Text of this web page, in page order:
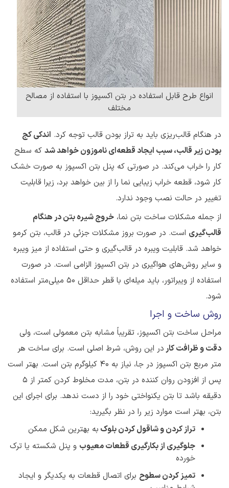
انواع طرح قابل استفاده در بتن اکسپوز با استفاده از مصالح
مختلف
در هنگام قالب‌ریزی باید به تراز بودن قالب توجه کرد. اندکی کج
بودن زیر قالب، سبب ایجاد قطعه‌ای ناموزون خواهد شد که سطح
کار را خراب می‌کند. در صورتی که پنل بتن اکسپوز به صورت خشک
کار شود، قطعه خراب زیبایی نما را از بین خواهد برد، زیرا قابلیت
تغییر در حالت نصب وجود ندارد.
از جمله مشکلات ساخت بتن نما، خروج شیره بتن در هنگام
قالب‌گیری است. در صورت بروز مشکلات جزئی در قالب، بتن کرمو
خواهد شد. قابلیت ویبره در قالب‌گیری و حتی استفاده از میز ویبره
و سایر روش‌های هواگیری در بتن اکسپوز الزامی است. در صورت
استفاده از ویبراتور، باید میله‌ای با قطر حداقل ۵۰ میلی‌متر استفاده
شود.
روش ساخت و اجرا
مراحل ساخت بتن اکسپوز، تقریباً مشابه بتن معمولی است، ولی
دقت و ظرافت کاردر این روش، شرط اصلی است. برای ساخت هر
متر مربع بتن اکسپوز در جا، نیاز به ۴۰ کیلوگرم بتن است. بهتر است
پس از افزودن روان کننده در بتن، مدت مخلوط کردن کمتر از ۵
دقیقه باشد تا بتن یکنواختی خود را از دست ندهد. برای اجرای این
بتن، بهتر است موارد زیر را در نظر بگیرید:
تراز کردن و شاقول کردن بلوک به بهترین شکل ممکن
جلوگیری از بکارگیری قطعات معیوب و پنل شکسته یا ترک
خورده
تمیز کردن سطوح برای اتصال قطعات به یکدیگر و ایجاد